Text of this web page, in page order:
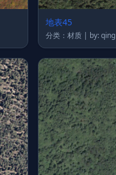
地表45
分类：材质 | by: qing